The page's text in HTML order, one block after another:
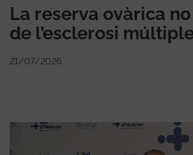
La reserva ovàrica
de l’esclerosi
21/07/2026